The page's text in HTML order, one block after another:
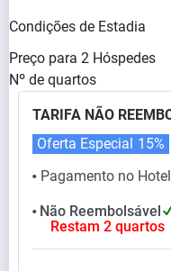
Condições de Estadia
Preço para 2 Hóspedes
Nº de quartos
TARIFA NÃO
⬤ Pagamento no Hotel
Oferta Especial 15%
⬤ Não Reembolsável
Restam 2 quartos